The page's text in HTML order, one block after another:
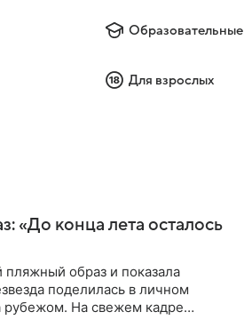
Образовательные
Для взрослых
«До конца лета осталось
образ и показала
поделилась в личном
рубежом. На свежем кадре